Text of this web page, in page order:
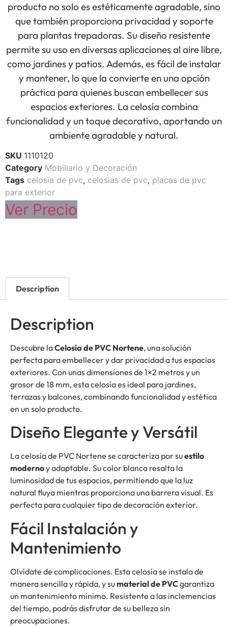
producto no solo es estéticamente agradable, sino
que también proporciona privacidad y soporte
para plantas trepadoras. Su diseño resistente
permite su uso en diversas aplicaciones al aire libre,
como jardines y patios. Además, es fácil de instalar
y mantener, lo que la convierte en una opción
práctica para quienes buscan embellecer sus
espacios exteriores. La celosía combina
funcionalidad y un toque decorativo, aportando un
ambiente agradable y natural.
SKU 1110120
Category Mobiliario y Decoración
Tags celosia de pvc, celosias de pvc, placas de pvc
para exterior
Ver Precio
Description
Description
Descubre laCelosía de PVC Nortene, una solución
perfecta para embellecer y dar privacidad a tus espacios
exteriores. Con unas dimensiones de 1×2 metros y un
grosor de 18 mm, esta celosía es ideal para jardines,
terrazas y balcones, combinando funcionalidad y estética
en un solo producto.
Diseño Elegante y Versátil
La celosía de PVC Nortene se caracteriza por suestilo
modernoy adaptable. Su color blanco resalta la
luminosidad de tus espacios, permitiendo que la luz
natural fluya mientras proporciona una barrera visual. Es
perfecta para cualquier tipo de decoración exterior.
Fácil Instalación y
Mantenimiento
Olvídate de complicaciones. Esta celosía se instala de
manera sencilla y rápida, y sumaterial de PVCgarantiza
un mantenimiento mínimo. Resistente a las inclemencias
del tiempo, podrás disfrutar de su belleza sin
preocupaciones.